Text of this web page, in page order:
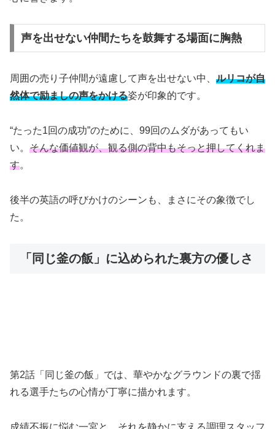
声を出せない仲間たちを鼓舞する場面に胸熱
周囲の売り子仲間が遠慮して声を出せない中、 ルリコが自
然体で励ましの声をかける姿が印象的です。
“たった1回の成功”のために、99回のムダがあってもい
い。 そんな価値観が、観る側の背中もそっと押してくれま
す。
後半の英語の呼びかけのシーンも、まさにその象徴でし
た。
「同じ釜の飯」に込められた裏方の優しさ
第2話「同じ釜の飯」では、華やかなグラウンドの裏で揺
れる選手たちの心情が丁寧に描かれます。
成績不振に悩む一宮と、それを静かに支える調理スタッフ